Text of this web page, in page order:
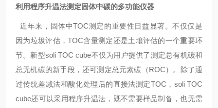
利用程序升温法测定固体中碳的多功能仪器
近年来，固体中TOC测定的重要性日益显著。不仅仅是
因为垃圾评估，TOC含量测定还是土壤评估的一个重要环
节。新型soli TOC cube不仅为用户提供了测定总有机碳和
总无机碳的新手段，还可测定总元素碳（ROC）。除了通
过传统差减法和酸化处理后的直接法测定TOC，soli TOC
cube还可以采用程序升温法，既不需要样品制备，也无需